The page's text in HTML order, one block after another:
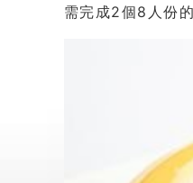
需完成2個8人份